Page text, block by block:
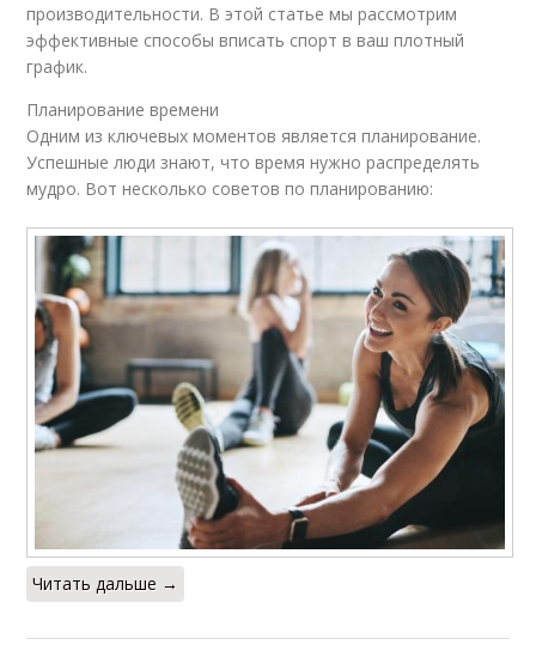
производительности. В этой статье мы рассмотрим
эффективные способы вписать спорт в ваш плотный
график.
Планирование времени
Одним из ключевых моментов является планирование.
Успешные люди знают, что время нужно распределять
мудро. Вот несколько советов по планированию:
Читать дальше →